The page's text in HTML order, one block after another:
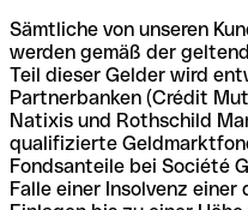
Sämtliche von unseren
werden gemäß der
Teil dieser Gelder wird
Partnerbanken (Crédit
Natixis und Rothschild
qualifizierte
Fondsanteile bei Société
Falle einer Insolvenz